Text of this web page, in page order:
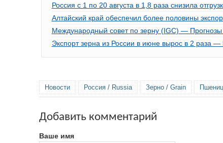
Россия с 1 по 20 августа в 1,8 раза снизила
Алтайский край обеспечил более половины
Международный совет по зерну (IGC) —
Экспорт зерна из России в июне вырос в 2 раза —
Новости Россия / Russia Зерно / Grain
Добавить комментарий
Ваше имя